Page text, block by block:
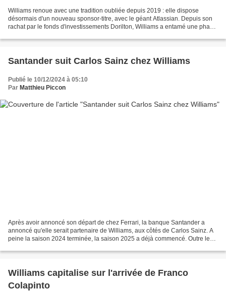
Williams renoue avec une tradition oubliée depuis 2019 : elle dispose
désormais d'un nouveau sponsor-titre, avec le géant Atlassian. Depuis son
rachat par le fonds d'investissements Dorilton, Williams a entamé une phase
Santander suit Carlos Sainz chez Williams
Publié le 10/12/2024 à 05:10
Par Matthieu Piccon
Après avoir annoncé son départ de chez Ferrari, la banque Santander a
annoncé qu'elle serait partenaire de Williams, aux côtés de Carlos Sainz. A
peine la saison 2024 terminée, la saison 2025 a déjà commencé. Outre les
Williams capitalise sur l'arrivée de Franco
Colapinto